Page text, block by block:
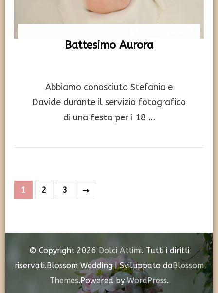
Battesimo Aurora
Abbiamo conosciuto Stefania e
Davide durante il servizio fotografico
di una festa per i 18 …
Paginazione
articoli
Pagina
1 Pagina
2 Pagina
3
© Copyright 2026 Dolci Attimi. Tutti i diritti
riservati. Blossom Wedding | Sviluppato da Blossom
Themes.Powered byWordPress.